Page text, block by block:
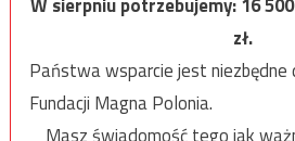
zł.
Państwa wsparcie jest niezbędne
Fundacji Magna Polonia.